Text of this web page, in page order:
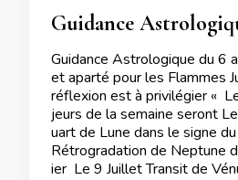
Guidance Astrologique du 6
et aparté pour les Flammes
réflexion est à privilégier «
jeurs de la semaine seront
uart de Lune dans le signe
Rétrogradation de Neptune
ier Le 9 Juillet Transit de